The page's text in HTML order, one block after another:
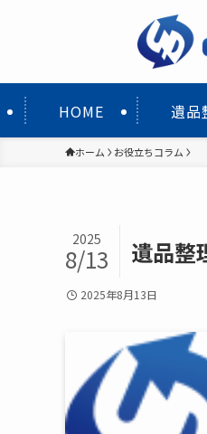
HOME 遺品
ホーム お役立ちコラム
遺品整
2025
8/13
2025年8月13日